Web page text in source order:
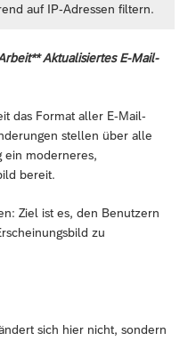
auf IP-Adressen filtern.
Aktualisiertes E-Mail-
das Format aller E-Mail-
stellen über alle
ein moderneres,
bereit.
Ziel ist es, den Benutzern
zu
sich hier nicht, sondern